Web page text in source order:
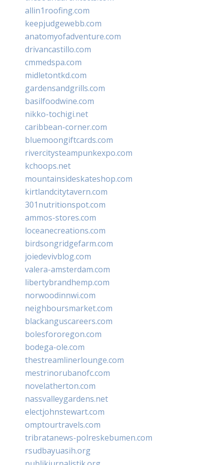
allin1roofing.com
keepjudgewebb.com
anatomyofadventure.com
drivancastillo.com
cmmedspa.com
midletontkd.com
gardensandgrills.com
basilfoodwine.com
nikko-tochigi.net
caribbean-corner.com
bluemoongiftcards.com
rivercitysteampunkexpo.com
kchoops.net
mountainsideskateshop.com
kirtlandcitytavern.com
301nutritionspot.com
ammos-stores.com
loceanecreations.com
birdsongridgefarm.com
joiedevivblog.com
valera-amsterdam.com
libertybrandhemp.com
norwoodinnwi.com
neighboursmarket.com
blackanguscareers.com
bolesfororegon.com
bodega-ole.com
thestreamlinerlounge.com
mestrinorubanofc.com
novelatherton.com
nassvalleygardens.net
electjohnstewart.com
omptourtravels.com
tribratanews-polreskebumen.com
rsudbayuasih.org